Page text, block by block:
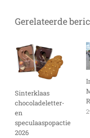
Gerelateerde
Sinterklaas
chocoladeletter-
en
speculaaspopactie
2026